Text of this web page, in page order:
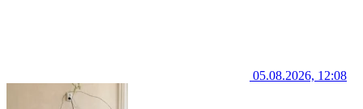
05.08.2026, 12:08